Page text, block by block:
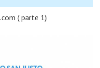
( parte 1)